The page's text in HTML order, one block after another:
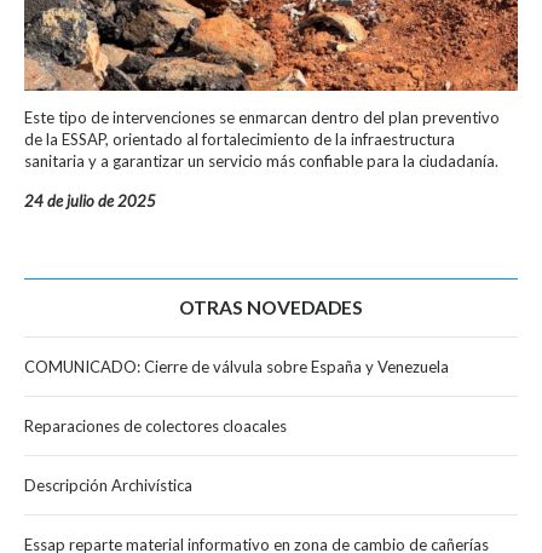
Este tipo de intervenciones se enmarcan dentro del plan preventivo
de la ESSAP, orientado al fortalecimiento de la infraestructura
sanitaria y a garantizar un servicio más confiable para la ciudadanía.
24 de julio de 2025
OTRAS NOVEDADES
COMUNICADO: Cierre de válvula sobre España y Venezuela
Reparaciones de colectores cloacales
Descripción Archivística
Essap reparte material informativo en zona de cambio de cañerías